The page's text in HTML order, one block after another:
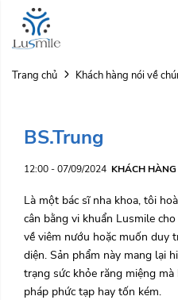
Trang chủ Khách hàng nói về
BS.Trung
12:00 - 07/09/2024 KHÁCH
Là một bác sĩ nha khoa, tôi
cân bằng vi khuẩn Lusmile
về viêm nướu hoặc muốn duy
diện. Sản phẩm này mang lại
trạng sức khỏe răng miệng
pháp phức tạp hay tốn kém.